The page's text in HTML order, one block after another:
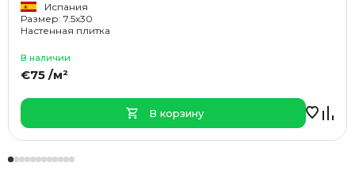
Испания
Размер: 7.5x30
Настенная плитка
В наличии
€75 /м²
В корзину